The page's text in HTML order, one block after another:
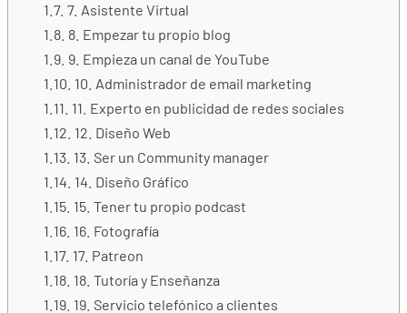
7. Asistente Virtual
8. Empezar tu propio blog
9. Empieza un canal de YouTube
10. Administrador de email marketing
11. Experto en publicidad de redes sociales
12. Diseño Web
13. Ser un Community manager
14. Diseño Gráfico
15. Tener tu propio podcast
16. Fotografía
17. Patreon
18. Tutoría y Enseñanza
19. Servicio telefónico a clientes